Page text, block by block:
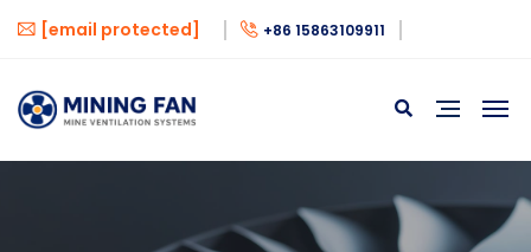
[email protected] +86 15863109911